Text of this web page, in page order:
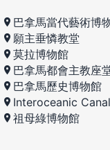
巴拿馬當代藝術博
願主垂憐教堂
莫拉博物館
巴拿馬都會主教座
巴拿馬歷史博物館
Interoceanic
祖母綠博物館